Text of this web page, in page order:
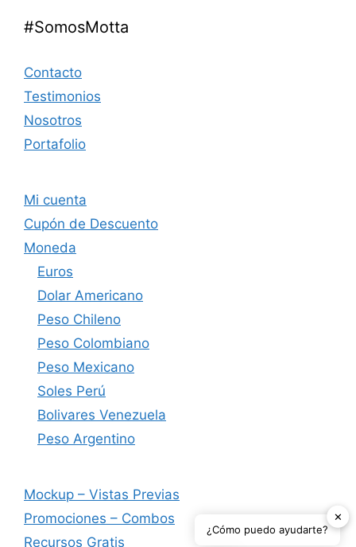
#SomosMotta
Contacto
Testimonios
Nosotros
Portafolio
Mi cuenta
Cupón de Descuento
Moneda
Euros
Dolar Americano
Peso Chileno
Peso Colombiano
Peso Mexicano
Soles Perú
Bolivares Venezuela
Peso Argentino
Mockup – Vistas Previas
Promociones – Combos
Recursos Gratis
✕
¿Cómo puedo ayudarte?